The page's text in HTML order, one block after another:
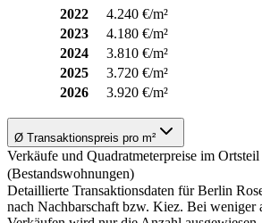
2022
4.240 €/m²
2023
4.180 €/m²
2024
3.810 €/m²
2025
3.720 €/m²
2026
3.920 €/m²
Ø Transaktionspreis pro m²
Verkäufe und Quadratmeterpreise im
(Bestandswohnungen)
Detaillierte Transaktionsdaten für Berlin
nach Nachbarschaft bzw. Kiez. Bei weniger